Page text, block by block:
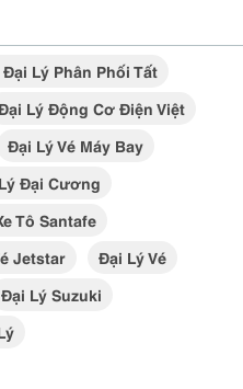
Lý Phân Phối Tất
Lý Động Cơ Điện Việt
Đại Lý Vé Máy Bay
Đại Cương
Tô Santafe
Jetstar
Đại Lý Vé
Đại Lý Suzuki